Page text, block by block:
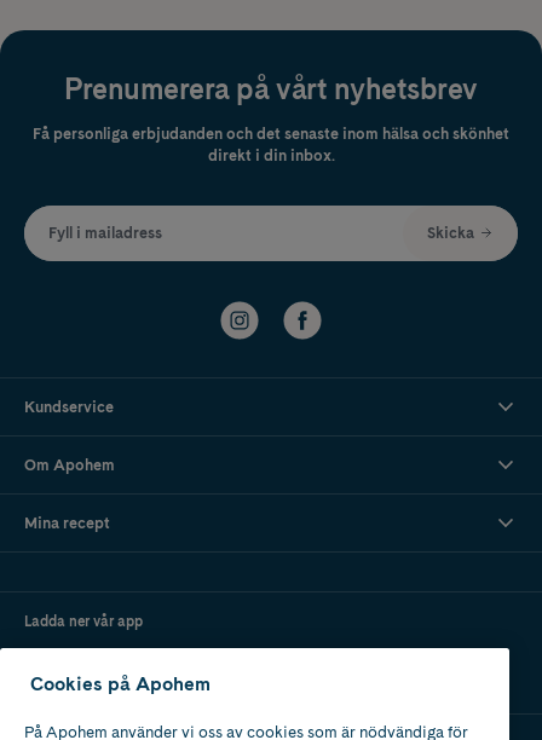
Prenumerera på vårt nyhetsbrev
Få personliga erbjudanden och det senaste inom hälsa och skönhet
direkt i din inbox.
Fyll i mailadress Skicka
Kundservice
Om Apohem
Mina recept
Ladda ner vår app
Cookies på Apohem
På Apohem använder vi oss av cookies som är nödvändiga för